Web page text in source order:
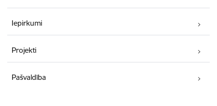
Iepirkumi
Projekti
Pašvaldība